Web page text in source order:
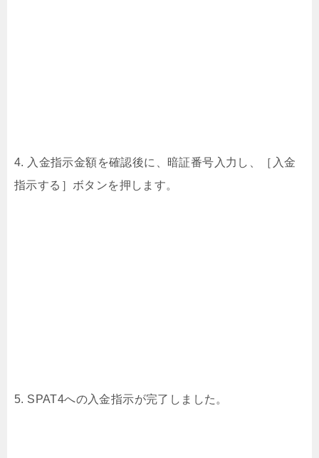
4. 入金指示金額を確認後に、暗証番号入力し、［入金
指示する］ボタンを押します。
5. SPAT4への入金指示が完了しました。